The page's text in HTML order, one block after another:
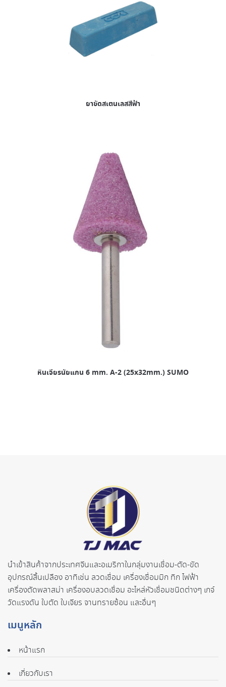
ยาขัดสเตนเลสสีฟ้า
หินเจียรนัยแกน 6 mm. A-2 (25x32mm.) SUMO
นำเข้าสินค้าจากประเทศจีนและอเมริกาในกลุ่มงานเชื่อม-ตัด-ขัด
อุปกรณ์สิ้นเปลือง อาทิเช่น ลวดเชื่อม เครื่องเชื่อมมิก ทิก ไฟฟ้า
เครื่องตัดพลาสม่า เครื่องอบลวดเชื่อม อะไหล่หัวเชื่อมชนิดต่างๆ เกจ์
วัดแรงดัน ใบตัด ใบเจียร จานทรายซ้อน และอื่นๆ
เมนูหลัก
หน้าแรก
เกี่ยวกับเรา